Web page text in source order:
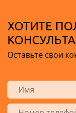
ХОТИТЕ
Оставьте свои